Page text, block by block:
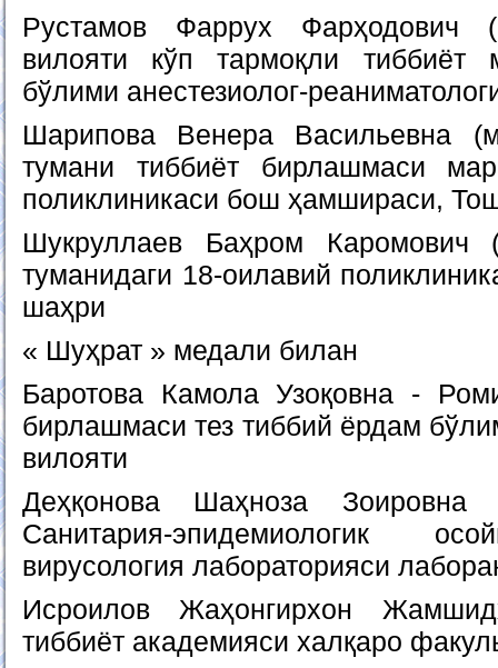
Рустамов Фаррух Фарҳодович
вилояти кўп тармоқли тиббиёт
бўлими анестезиолог-
Шарипова Венера Васильевна
тумани тиббиёт бирлашмаси
поликлиникаси бош ҳамшираси,
Шукруллаев Баҳром
туманидаги 18-оилавий
шаҳри
« Шуҳрат » медали билан
Баротова Камола Узоқовна -
бирлашмаси тез тиббий ёрдам
вилояти
Деҳқонова Шаҳноза
Санитария-эпидемиологик
вирусология лабораторияси
Исроилов Жаҳонгирхон
тиббиёт академияси халқаро